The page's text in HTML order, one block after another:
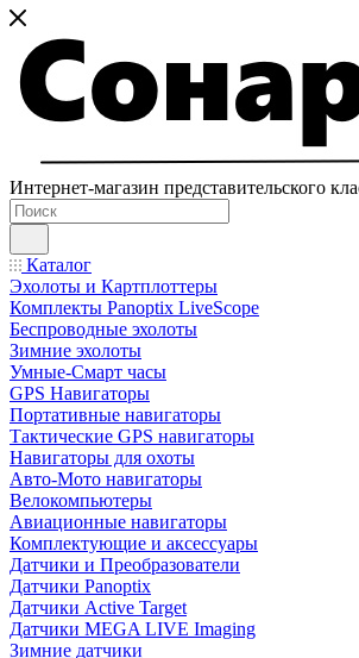
Интернет-магазин представительского
Каталог
Эхолоты и Картплоттеры
Комплекты Panoptix LiveScope
Беспроводные эхолоты
Зимние эхолоты
Умные-Смарт часы
GPS Навигаторы
Портативные навигаторы
Тактические GPS навигаторы
Навигаторы для охоты
Авто-Мото навигаторы
Велокомпьютеры
Авиационные навигаторы
Комплектующие и аксессуары
Датчики и Преобразователи
Датчики Panoptix
Датчики Active Target
Датчики MEGA LIVE Imaging
Зимние датчики